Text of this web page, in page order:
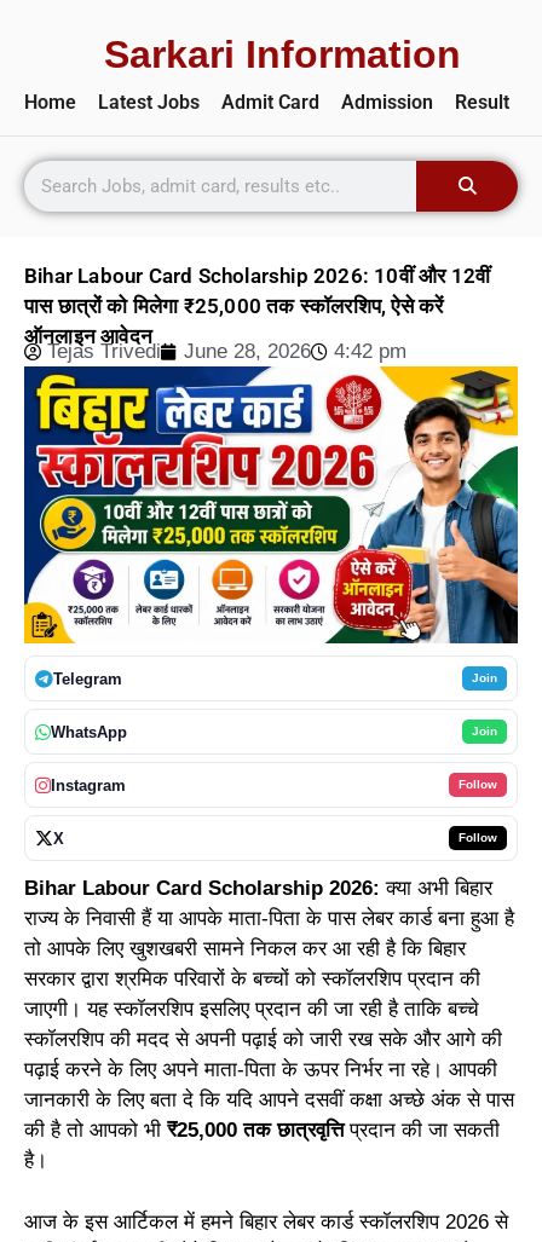
Sarkari Information
Home Latest Jobs Admit Card Admission Result
Bihar Labour Card Scholarship 2026: 10वीं और 12वीं
पास छात्रों को मिलेगा ₹25,000 तक स्कॉलरशिप, ऐसे करें
ऑनलाइन आवेदन
Tejas Trivedi June 28, 2026 4:42 pm
Telegram Join
WhatsApp Join
Instagram Follow
X Follow
Bihar Labour Card Scholarship 2026:क्या अभी बिहार
राज्य के निवासी हैं या आपके माता-पिता के पास लेबर कार्ड बना हुआ है
तो आपके लिए खुशखबरी सामने निकल कर आ रही है कि बिहार
सरकार द्वारा श्रमिक परिवारों के बच्चों को स्कॉलरशिप प्रदान की
जाएगी। यह स्कॉलरशिप इसलिए प्रदान की जा रही है ताकि बच्चे
स्कॉलरशिप की मदद से अपनी पढ़ाई को जारी रख सके और आगे की
पढ़ाई करने के लिए अपने माता-पिता के ऊपर निर्भर ना रहे। आपकी
जानकारी के लिए बता दे कि यदि आपने दसवीं कक्षा अच्छे अंक से पास
की है तो आपको भी ₹25,000 तक छात्रवृत्तिप्रदान की जा सकती
है।
आज के इस आर्टिकल में हमने बिहार लेबर कार्ड स्कॉलरशिप 2026 से